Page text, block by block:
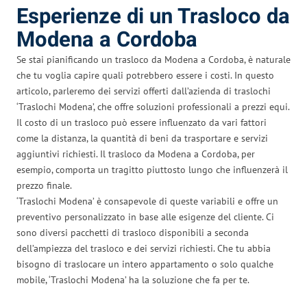
Esperienze di un Trasloco da
Modena a Cordoba
Se stai pianificando un trasloco da Modena a Cordoba, è naturale
che tu voglia capire quali potrebbero essere i costi. In questo
articolo, parleremo dei servizi offerti dall’azienda di traslochi
‘Traslochi Modena’, che offre soluzioni professionali a prezzi equi.
Il costo di un trasloco può essere influenzato da vari fattori
come la distanza, la quantità di beni da trasportare e servizi
aggiuntivi richiesti. Il trasloco da Modena a Cordoba, per
esempio, comporta un tragitto piuttosto lungo che influenzerà il
prezzo finale.
‘Traslochi Modena’ è consapevole di queste variabili e offre un
preventivo personalizzato in base alle esigenze del cliente. Ci
sono diversi pacchetti di trasloco disponibili a seconda
dell’ampiezza del trasloco e dei servizi richiesti. Che tu abbia
bisogno di traslocare un intero appartamento o solo qualche
mobile, ‘Traslochi Modena’ ha la soluzione che fa per te.